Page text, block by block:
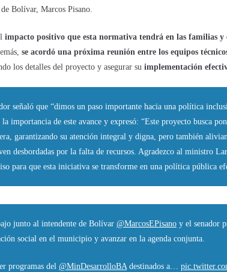
Bolívar, Marcos Pisano.
impacto positivo que esta normativa tendrá en las familias y
se acordó una próxima reunión entre los equipos
los detalles del proyecto y asegurar su implementación
señaló que “dimos un paso importante hacia una política
importancia de este avance y expresó: “Este proyecto busca
garantizando su atención integral y digna, pero también
desbordadas por la falta de recursos. Agradezco al ministro
para que esta iniciativa se transforme en una política pública
junto al intendente de Bolívar @MarcosEPisano y el senador
social en el municipio y avanzar en la agenda conjunta.
programas del @MinDesarrolloBAdestinados a…